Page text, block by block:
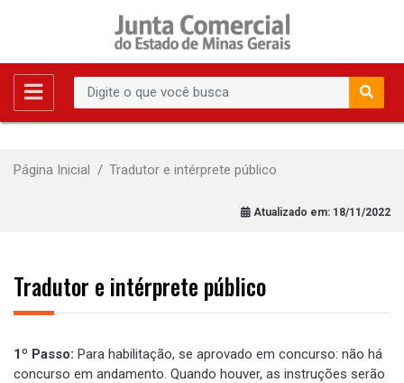
Página Inicial Tradutor e intérprete público
Atualizado em: 18/11/2022
Tradutor e intérprete público
1º Passo: Para habilitação, se aprovado em concurso: não há
concurso em andamento. Quando houver, as instruções serão